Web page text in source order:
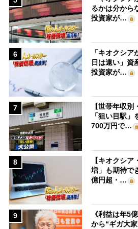
るかは分から
投資家が…
6
「キオクシ
日は遠い」資
投資家が…
7
【世帯年収
「狙い目駅」
700万円で…
8
【キオクシ
増」も期待で
億円超・…
9
《利益は年5
から“ギガ大